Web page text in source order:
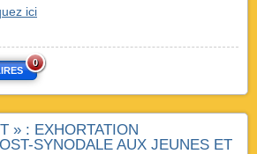
ici
0
» : EXHORTATION
SYNODALE AUX JEUNES ET